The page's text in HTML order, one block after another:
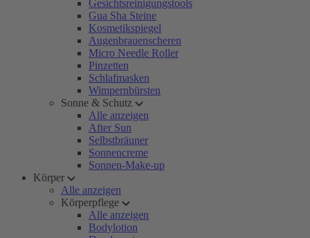
Gesichtsreinigungstools
Gua Sha Steine
Kosmetikspiegel
Augenbrauenscheren
Micro Needle Roller
Pinzetten
Schlafmasken
Wimpernbürsten
Sonne & Schutz
Alle anzeigen
After Sun
Selbstbräuner
Sonnencreme
Sonnen-Make-up
Körper
Alle anzeigen
Körperpflege
Alle anzeigen
Bodylotion